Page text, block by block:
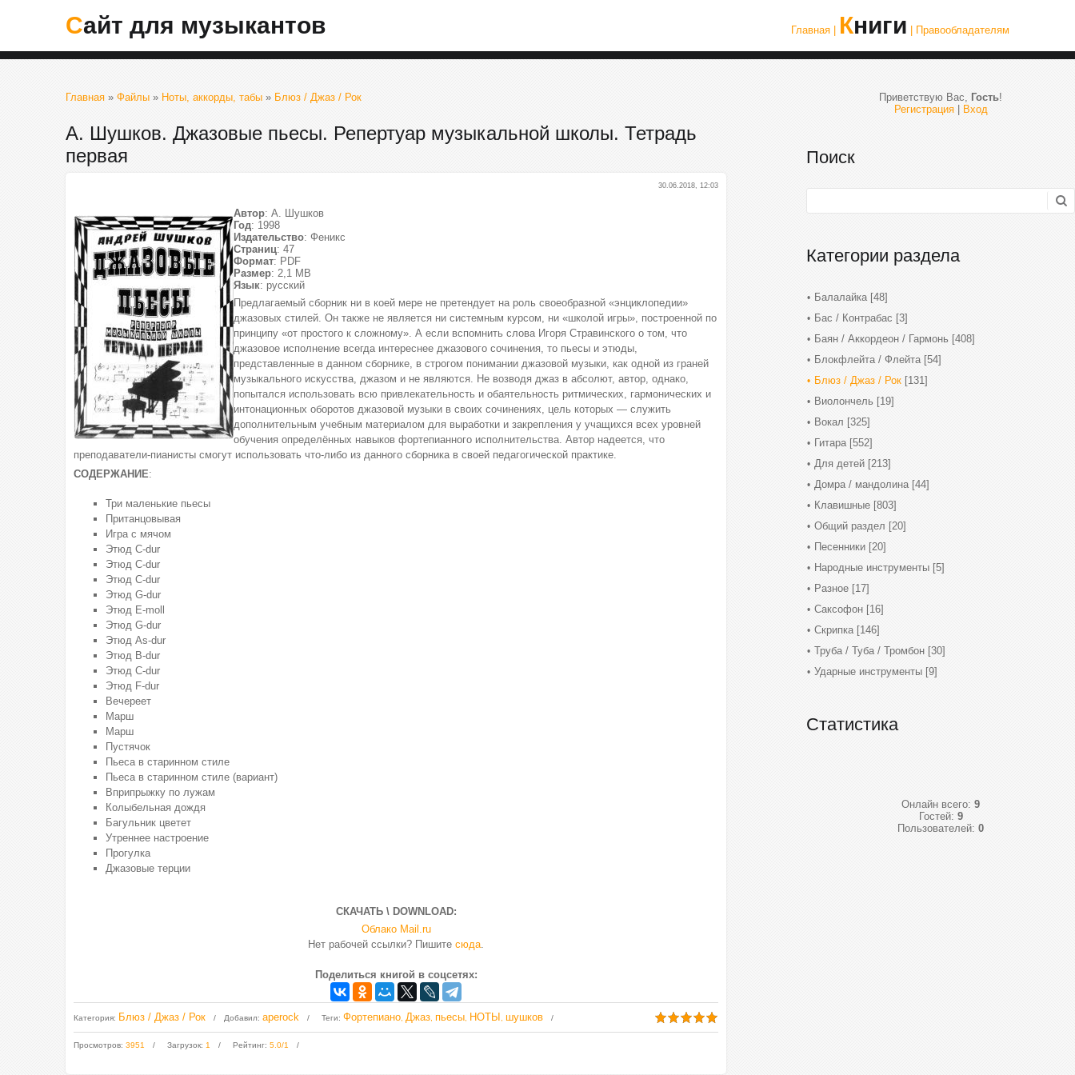
Сайт для музыкантов Главная | Книги | Правообладателям
Главная » Файлы » Ноты, аккорды, табы » Блюз / Джаз / Рок
А. Шушков. Джазовые пьесы. Репертуар музыкальной школы. Тетрадь
первая
30.06.2018, 12:03
Автор: А. Шушков
Год: 1998
Издательство: Феникс
Страниц: 47
Формат: PDF
Размер: 2,1 МВ
Язык: русский
Предлагаемый сборник ни в коей мере не претендует на роль своеобразной «энциклопедии»
джазовых стилей. Он также не является ни системным курсом, ни «школой игры», построенной по
принципу «от простого к сложному». А если вспомнить слова Игоря Стравинского о том, что
джазовое исполнение всегда интереснее джазового сочинения, то пьесы и этюды,
представленные в данном сборнике, в строгом понимании джазовой музыки, как одной из граней
музыкального искусства, джазом и не являются. Не возводя джаз в абсолют, автор, однако,
попытался использовать всю привлекательность и обаятельность ритмических, гармонических и
интонационных оборотов джазовой музыки в своих сочинениях, цель которых — служить
дополнительным учебным материалом для выработки и закрепления у учащихся всех уровней
обучения определённых навыков фортепианного исполнительства. Автор надеется, что
преподаватели-пианисты смогут использовать что-либо из данного сборника в своей педагогической практике.
СОДЕРЖАНИЕ:
Три маленькие пьесы
Пританцовывая
Игра с мячом
Этюд C-dur
Этюд C-dur
Этюд C-dur
Этюд G-dur
Этюд E-moll
Этюд G-dur
Этюд As-dur
Этюд B-dur
Этюд C-dur
Этюд F-dur
Вечереет
Марш
Марш
Пустячок
Пьеса в старинном стиле
Пьеса в старинном стиле (вариант)
Вприпрыжку по лужам
Колыбельная дождя
Багульник цветет
Утреннее настроение
Прогулка
Джазовые терции
СКАЧАТЬ \ DOWNLOAD:
Облако Mail.ru
Нет рабочей ссылки? Пишите сюда.
Поделиться книгой в соцсетях:
Категория: Блюз / Джаз / Рок Добавил: aperock Теги: Фортепиано Джаз пьесы НОТЫ шушков
Просмотров: 3951 Загрузок: 1 Рейтинг: 5.0/1
Приветствую Вас, Гость!
Регистрация| Вход
Поиск
Категории раздела
Балалайка [48]
Бас / Контрабас [3]
Баян / Аккордеон / Гармонь [408]
Блокфлейта / Флейта [54]
Блюз / Джаз / Рок [131]
Виолончель [19]
Вокал [325]
Гитара [552]
Для детей [213]
Домра / мандолина [44]
Клавишные [803]
Общий раздел [20]
Песенники [20]
Народные инструменты [5]
Разное [17]
Саксофон [16]
Скрипка [146]
Труба / Туба / Тромбон [30]
Ударные инструменты [9]
Статистика
Онлайн всего: 9
Гостей: 9
Пользователей: 0